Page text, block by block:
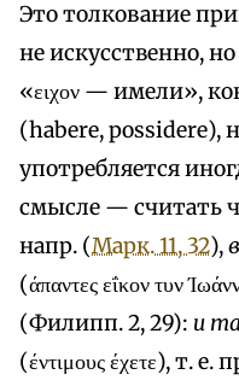
Это толкование
не искусственно,
«ειχον — имели»,
(habere, possidere),
употребляется
смысле — считать
напр. (Марк. 11, 32),
(άπαντες εΐκον τυν
(Филипп. 2, 29): и
(έντιμους έχετε), т.